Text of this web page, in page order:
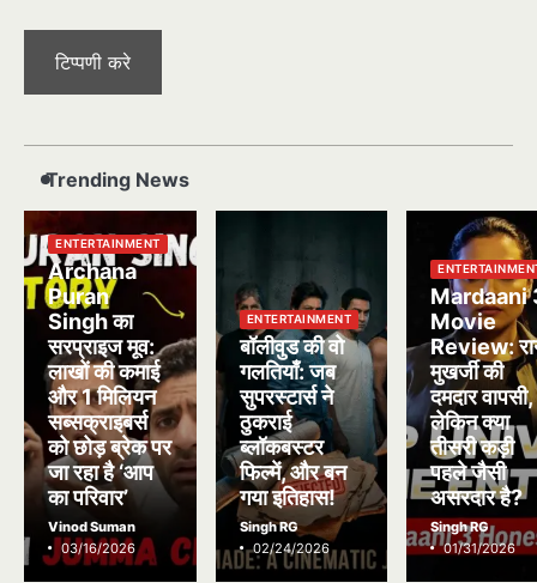
Trending News
ENTERTAINMENT
Archana
Puran
Singh का
सरप्राइज मूव:
लाखों की कमाई
और 1 मिलियन
सब्सक्राइबर्स
को छोड़ ब्रेक पर
जा रहा है ‘आप
का परिवार’
Vinod Suman
03/16/2026
ENTERTAINMENT
बॉलीवुड की वो
गलतियाँ: जब
सुपरस्टार्स ने
ठुकराई
ब्लॉकबस्टर
फिल्में, और बन
गया इतिहास!
Singh RG
02/24/2026
Mardaani
Movie
Review:
मुखर्जी की
दमदार वापसी,
लेकिन क्या
तीसरी कड़ी
पहले जैसी
असरदार है?
Singh RG
01/31/2026